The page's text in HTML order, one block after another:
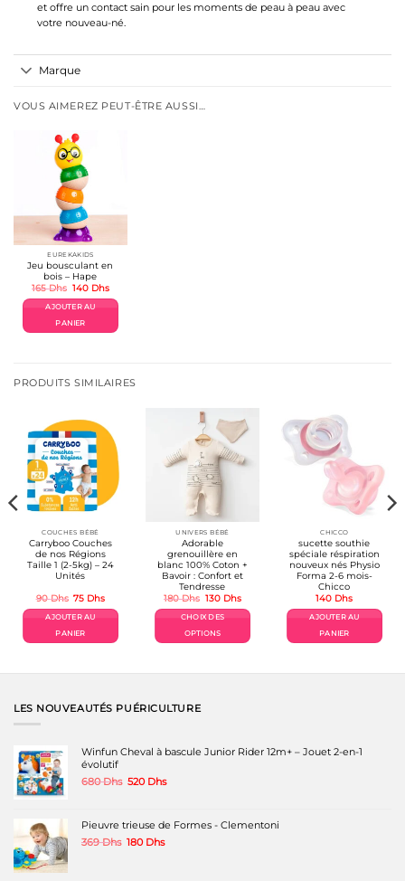
et offre un contact sain pour les moments de peau à peau avec
votre nouveau-né.
Marque
VOUS AIMEREZ PEUT-ÊTRE AUSSI…
EUREKAKIDS
Jeu bousculant en
bois – Hape
165Dhs Le
initial
était :
165 Dhs.
140 DhsLe
actuel
AJOUTER AU
PANIER
PRODUITS SIMILAIRES
COUCHES BÉBÉ
Carryboo Couches
de nos Régions
Taille 1 (2-5kg) – 24
Unités
90Dhs Le
initial
était :
90 Dhs.
75 DhsLe
actuel
AJOUTER AU
PANIER
UNIVERS BÉBÉ
Adorable
grenouillère en
blanc 100% Coton +
Bavoir : Confort et
Tendresse
180Dhs Le
initial
était :
180 Dhs.
130 DhsLe
actuel
CHOIX DES
OPTIONS
a
être
du
CHICCO
sucette southie
spéciale réspiration
nouveux nés Physio
Forma 2-6 mois-
Chicco
140 Dhs
AJOUTER AU
PANIER
LES NOUVEAUTÉS PUÉRICULTURE
Winfun Cheval à bascule Junior Rider 12m+ – Jouet 2-en-1
évolutif
680Dhs Le
680 Dhs.
520 DhsLe
520 Dhs.
Pieuvre trieuse de Formes - Clementoni
369Dhs Le
180 DhsLe